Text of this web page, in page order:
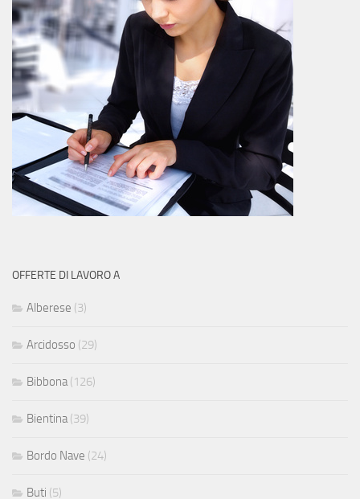
OFFERTE DI LAVORO A
Alberese (3)
Arcidosso (29)
Bibbona (126)
Bientina (39)
Bordo Nave (24)
Buti (5)